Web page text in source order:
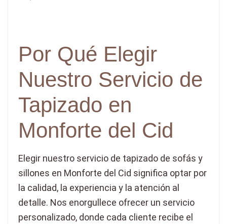
Por Qué Elegir
Nuestro Servicio de
Tapizado en
Monforte del Cid
Elegir nuestro servicio de tapizado de sofás y
sillones en Monforte del Cid significa optar por
la calidad, la experiencia y la atención al
detalle. Nos enorgullece ofrecer un servicio
personalizado, donde cada cliente recibe el